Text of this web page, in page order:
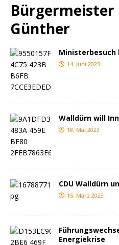
Bürgermeister
Günther
Ministerbesuch
14. Juni 2023
Walldürn will
18. Mai 2023
CDU Walldürn
15. März 2023
Energiekrise